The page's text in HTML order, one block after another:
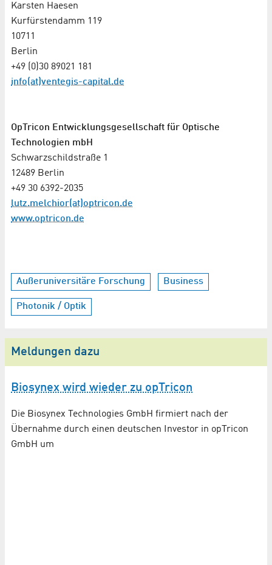
Karsten Haesen
Kurfürstendamm 119
10711
Berlin
+49 (0)30 89021 181
info(at)ventegis-capital.de
OpTricon Entwicklungsgesellschaft für Optische
Technologien mbH
Schwarzschildstraße 1
12489 Berlin
+49 30 6392-2035
lutz.melchior(at)optricon.de
www.optricon.de
Außeruniversitäre Forschung Business
Photonik / Optik
Meldungen dazu
Biosynex wird wieder zu opTricon
Die Biosynex Technologies GmbH firmiert nach der
Übernahme durch einen deutschen Investor in opTricon
GmbH um